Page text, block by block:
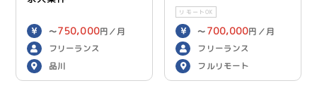
〜750,000円／月
フリーランス
品川
リモートOK
〜 700,000円／月
フリーランス
フルリモート